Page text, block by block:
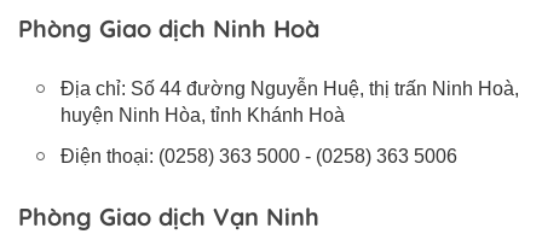
Phòng Giao dịch Ninh Hoà
Địa chỉ: Số 44 đường Nguyễn Huệ, thị trấn Ninh Hoà,
huyện Ninh Hòa, tỉnh Khánh Hoà
Điện thoại: (0258) 363 5000 - (0258) 363 5006
Phòng Giao dịch Vạn Ninh